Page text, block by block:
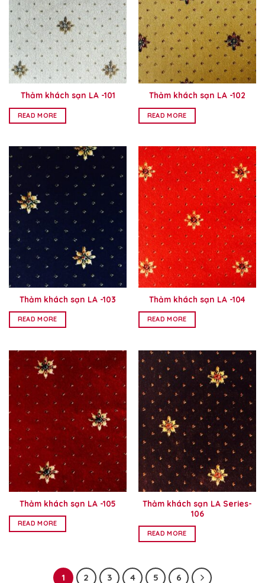
Thảm khách sạn LA -101
READ MORE
Thảm khách sạn LA -102
READ MORE
Thảm khách sạn LA -103
READ MORE
Thảm khách sạn LA -104
READ MORE
Thảm khách sạn LA -105
READ MORE
Thảm khách sạn LA Series-
106
READ MORE
1 2 3 4 5 6